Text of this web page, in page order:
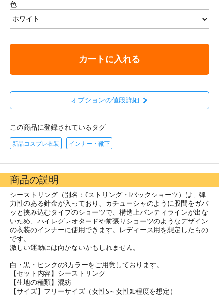
色
カートに入れる
オプションの値段詳細
この商品に登録されているタグ
新品コスプレ衣装 インナー・靴下
商品の説明
シーストリング（別名：Cストリング・Iバックショーツ）は、弾
力性のある針金が入っており、カチューシャのように股間をガバ
ッと挟み込むタイプのショーツで、構造上パンティラインが出な
いため、ハイレグレオタードや前張りショーツのようなデザイン
の衣装のインナーに使用できます。レディース用を想定したもの
です。
激しい運動には向かないかもしれません。
白・黒・ピンクの3カラーをご用意しております。
【セット内容】シーストリング
【生地の種類】混紡
【サイズ】フリーサイズ（女性S～女性XL程度を想定）